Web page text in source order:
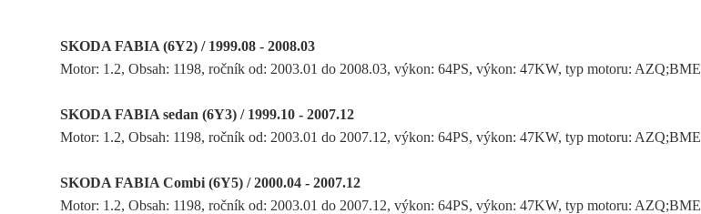
SKODA FABIA (6Y2) / 1999.08 - 2008.03
Motor: 1.2, Obsah: 1198, ročník od: 2003.01 do 2008.03, výkon: 64PS, výkon: 47KW, typ motoru: AZQ;BME
SKODA FABIA sedan (6Y3) / 1999.10 - 2007.12
Motor: 1.2, Obsah: 1198, ročník od: 2003.01 do 2007.12, výkon: 64PS, výkon: 47KW, typ motoru: AZQ;BME
SKODA FABIA Combi (6Y5) / 2000.04 - 2007.12
Motor: 1.2, Obsah: 1198, ročník od: 2003.01 do 2007.12, výkon: 64PS, výkon: 47KW, typ motoru: AZQ;BME